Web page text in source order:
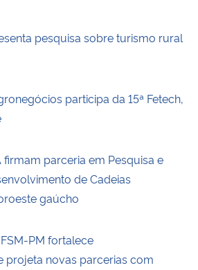
pesquisa sobre turismo rural
participa da 15ª Fetech,
firmam parceria em Pesquisa e
de Cadeias
gaúcho
PM fortalece
projeta novas parcerias com